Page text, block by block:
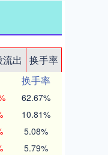
出
换手率
换手率
62.67%
10.81%
5.08%
5.79%